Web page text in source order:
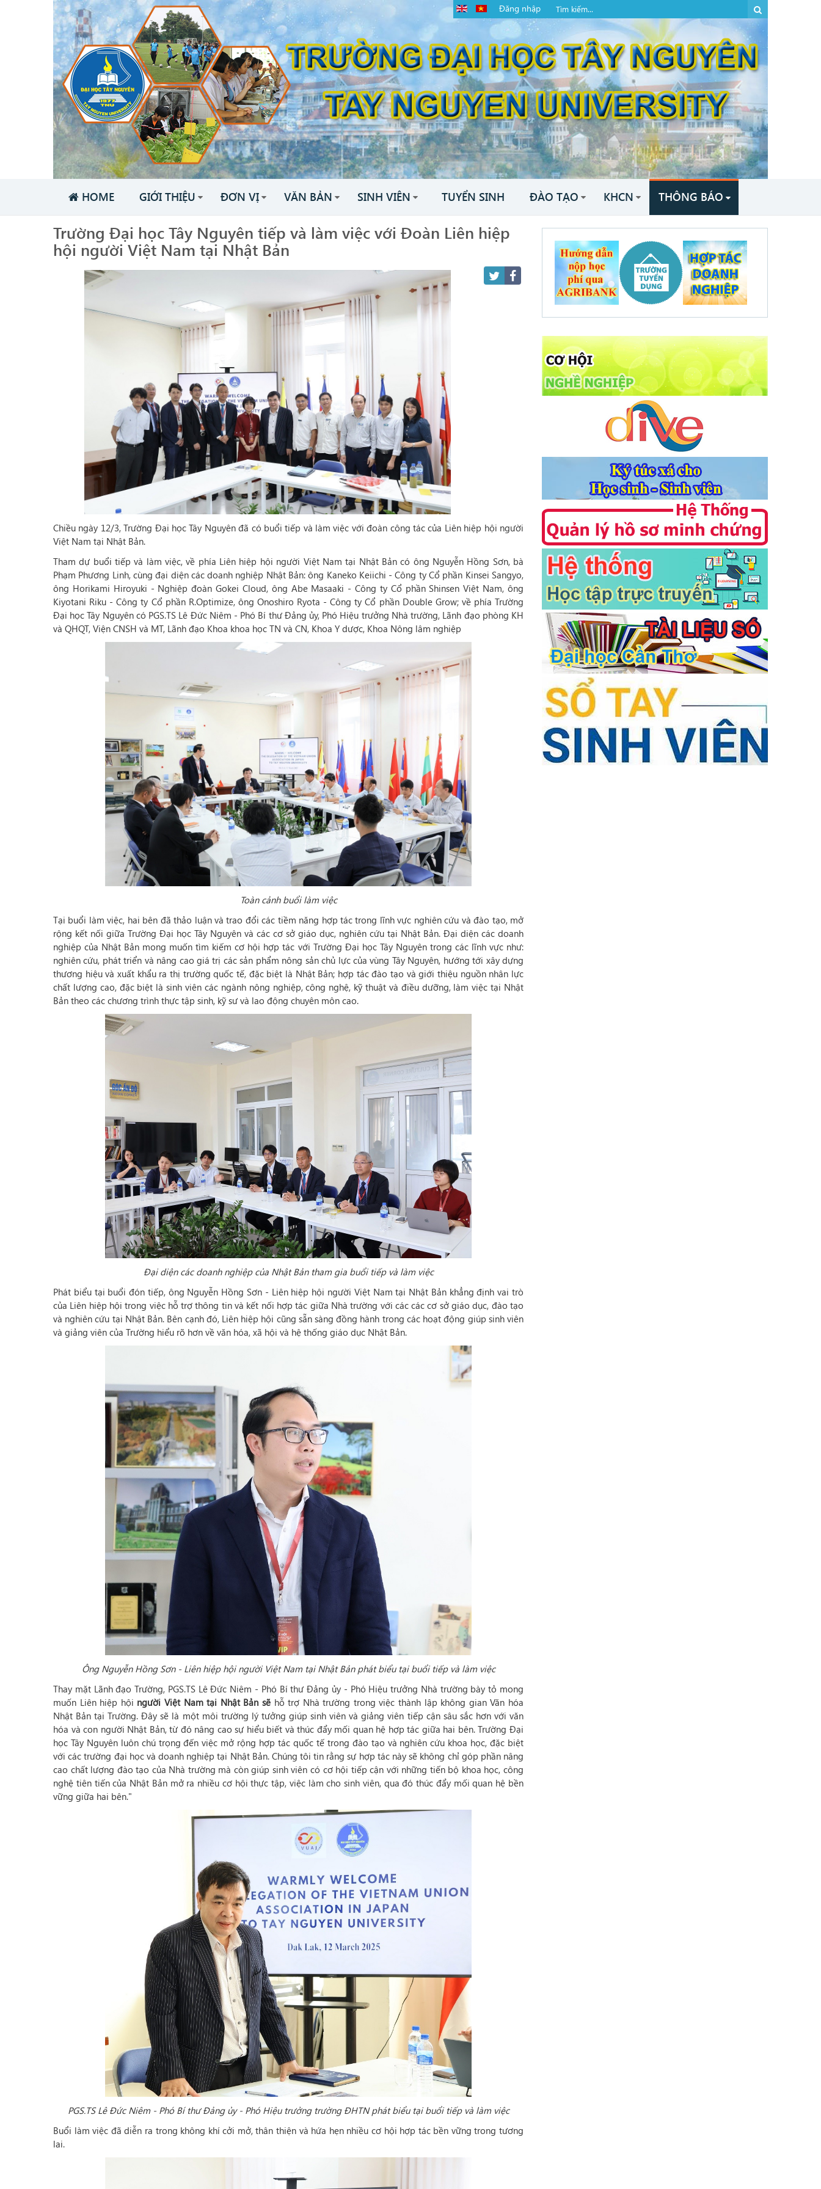
Đăng nhập
HOME GIỚI THIỆU ĐƠN VỊ VĂN BẢN SINH VIÊN TUYỂN SINH ĐÀO TẠO KHCN THÔNG BÁO
Trường Đại học Tây Nguyên tiếp và làm việc với Đoàn Liên hiệp
hội người Việt Nam tại Nhật Bản
Chiều ngày 12/3, Trường Đại học Tây Nguyên đã có buổi tiếp và làm việc với đoàn công tác của Liên hiệp hội người
Việt Nam tại Nhật Bản.
Tham dự buổi tiếp và làm việc, về phía Liên hiệp hội người Việt Nam tại Nhật Bản có ông Nguyễn Hồng Sơn, bà
Phạm Phương Linh, cùng đại diện các doanh nghiệp Nhật Bản: ông Kaneko Keiichi - Công ty Cổ phần Kinsei Sangyo,
ông Horikami Hiroyuki - Nghiệp đoàn Gokei Cloud, ông Abe Masaaki - Công ty Cổ phần Shinsen Việt Nam, ông
Kiyotani Riku - Công ty Cổ phần R.Optimize, ông Onoshiro Ryota - Công ty Cổ phần Double Grow; về phía Trường
Đại học Tây Nguyên có PGS.TS Lê Đức Niêm - Phó Bí thư Đảng ủy, Phó Hiệu trưởng Nhà trường, Lãnh đạo phòng KH
và QHQT, Viện CNSH và MT, Lãnh đạo Khoa khoa học TN và CN, Khoa Y dược, Khoa Nông lâm nghiệp
Toàn cảnh buổi làm việc
Tại buổi làm việc, hai bên đã thảo luận và trao đổi các tiềm năng hợp tác trong lĩnh vực nghiên cứu và đào tạo, mở
rộng kết nối giữa Trường Đại học Tây Nguyên và các cơ sở giáo dục, nghiên cứu tại Nhật Bản. Đại diện các doanh
nghiệp của Nhật Bản mong muốn tìm kiếm cơ hội hợp tác với Trường Đại học Tây Nguyên trong các lĩnh vực như:
nghiên cứu, phát triển và nâng cao giá trị các sản phẩm nông sản chủ lực của vùng Tây Nguyên, hướng tới xây dựng
thương hiệu và xuất khẩu ra thị trường quốc tế, đặc biệt là Nhật Bản; hợp tác đào tạo và giới thiệu nguồn nhân lực
chất lượng cao, đặc biệt là sinh viên các ngành nông nghiệp, công nghệ, kỹ thuật và điều dưỡng, làm việc tại Nhật
Bản theo các chương trình thực tập sinh, kỹ sư và lao động chuyên môn cao.
Đại diện các doanh nghiệp của Nhật Bản tham gia buổi tiếp và làm việc
Phát biểu tại buổi đón tiếp, ông Nguyễn Hồng Sơn - Liên hiệp hội người Việt Nam tại Nhật Bản khẳng định vai trò
của Liên hiệp hội trong việc hỗ trợ thông tin và kết nối hợp tác giữa Nhà trường với các các cơ sở giáo dục, đào tạo
và nghiên cứu tại Nhật Bản. Bên cạnh đó, Liên hiệp hội cũng sẵn sàng đồng hành trong các hoạt động giúp sinh viên
và giảng viên của Trường hiểu rõ hơn về văn hóa, xã hội và hệ thống giáo dục Nhật Bản.
Ông Nguyễn Hồng Sơn - Liên hiệp hội người Việt Nam tại Nhật Bản phát biểu tại buổi tiếp và làm việc
Thay mặt Lãnh đạo Trường, PGS.TS Lê Đức Niêm - Phó Bí thư Đảng ủy - Phó Hiệu trưởng Nhà trường bày tỏ mong
muốn Liên hiệp hội người Việt Nam tại Nhật Bản sẽ hỗ trợ Nhà trường trong việc thành lập không gian Văn hóa
Nhật Bản tại Trường. Đây sẽ là một môi trường lý tưởng giúp sinh viên và giảng viên tiếp cận sâu sắc hơn với văn
hóa và con người Nhật Bản, từ đó nâng cao sự hiểu biết và thúc đẩy mối quan hệ hợp tác giữa hai bên. Trường Đại
học Tây Nguyên luôn chú trọng đến việc mở rộng hợp tác quốc tế trong đào tạo và nghiên cứu khoa học, đặc biệt
với các trường đại học và doanh nghiệp tại Nhật Bản. Chúng tôi tin rằng sự hợp tác này sẽ không chỉ góp phần nâng
cao chất lượng đào tạo của Nhà trường mà còn giúp sinh viên có cơ hội tiếp cận với những tiến bộ khoa học, công
nghệ tiên tiến của Nhật Bản mở ra nhiều cơ hội thực tập, việc làm cho sinh viên, qua đó thúc đẩy mối quan hệ bền
vững giữa hai bên."
PGS.TS Lê Đức Niêm - Phó Bí thư Đảng ủy - Phó Hiệu trưởng trường ĐHTN phát biểu tại buổi tiếp và làm việc
Buổi làm việc đã diễn ra trong không khí cởi mở, thân thiện và hứa hẹn nhiều cơ hội hợp tác bền vững trong tương
lai.